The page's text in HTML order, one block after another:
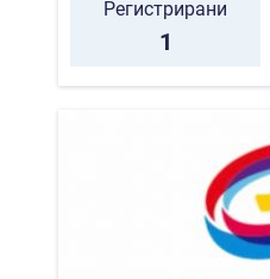
Регистрирани
1